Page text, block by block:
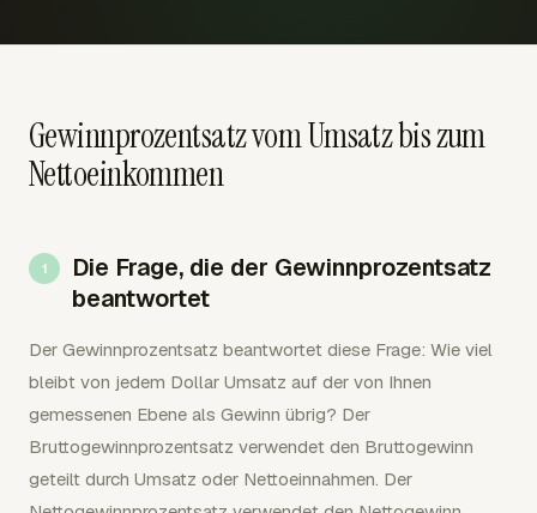
Gewinnprozentsatz vom Umsatz bis zum
Nettoeinkommen
Die Frage, die der Gewinnprozentsatz
beantwortet
Der Gewinnprozentsatz beantwortet diese Frage: Wie viel
bleibt von jedem Dollar Umsatz auf der von Ihnen
gemessenen Ebene als Gewinn übrig? Der
Bruttogewinnprozentsatz verwendet den Bruttogewinn
geteilt durch Umsatz oder Nettoeinnahmen. Der